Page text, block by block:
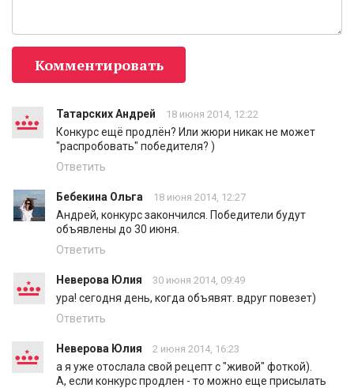
Комментировать
Татарских Андрей 18 июня 2014, 12:22
Конкурс ещё продлён? Или жюри никак не может
"распробовать" победителя? )
Ответить
Бебекина Ольга 18 июня 2014, 12:27
Андрей, конкурс закончился. Победители будут
объявлены до 30 июня.
Ответить
Неверова Юлия 30 июня 2014, 09:49
ура! сегодня день, когда объявят. вдруг повезет)
Ответить
Неверова Юлия 2 июня 2014, 16:23
а я уже отослала свой рецепт с "живой" фоткой).
А, если конкурс продлен - то можно еще присылать